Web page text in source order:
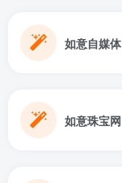
如意自媒体
如意珠宝网